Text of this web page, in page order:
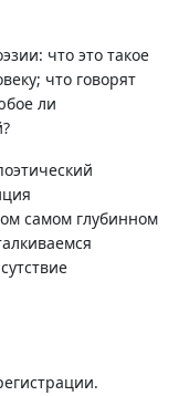
что это такое
что говорят
ли
самом глубинном